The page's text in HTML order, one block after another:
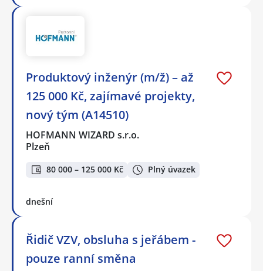
Produktový inženýr (m/ž) – až
125 000 Kč, zajímavé projekty,
nový tým (A14510)
HOFMANN WIZARD s.r.o.
Plzeň
80 000 – 125 000 Kč Plný úvazek
dnešní
Řidič VZV, obsluha s jeřábem -
pouze ranní směna